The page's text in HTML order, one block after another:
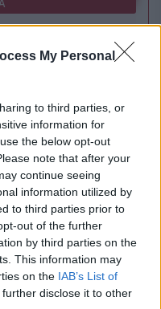
My Personal
to third parties, or
information for
the below opt-out
note that after your
continue seeing
information utilized by
to third parties prior to
out of the further
by third parties on the
This information may
on the IAB’s List of
disclose it to other
între AUR și